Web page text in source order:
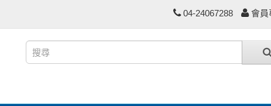
04-24067288 會員